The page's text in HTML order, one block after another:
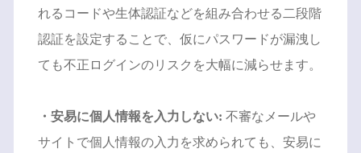
れるコードや生体認証などを組み合わせる二段階
認証を設定することで、仮にパスワードが漏洩し
ても不正ログインのリスクを大幅に減らせます。
・安易に個人情報を入力しない: 不審なメールや
サイトで個人情報の入力を求められても、安易に